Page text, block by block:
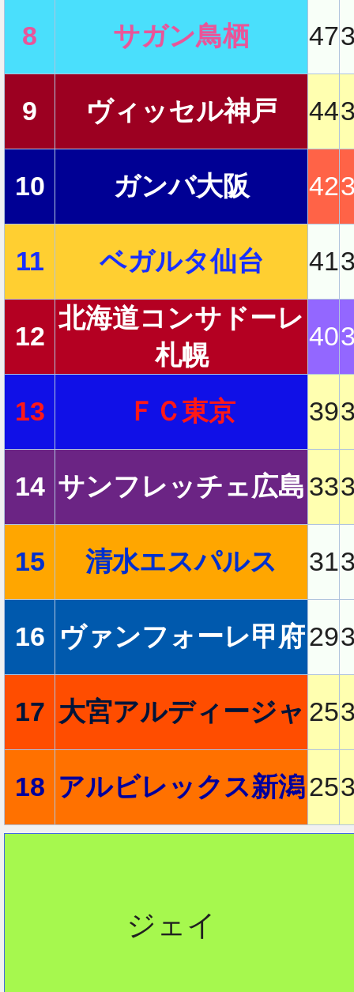
8 サガン鳥栖 47
9 ヴィッセル神戸 44
10 ガンバ大阪 42
11 ベガルタ仙台 41
12
北海道コンサドーレ
札幌
40
13 ＦＣ東京 39
14 サンフレッチェ広島 33
15 清水エスパルス 31
16 ヴァンフォーレ甲府29
17 大宮アルディージャ 25
18 アルビレックス新潟25
       ジェイ